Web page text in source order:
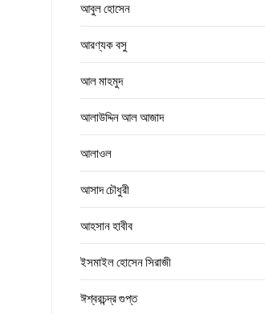
আবুল হোসেন
আরণ্যক বসু
আল মাহমুদ
আলাউদ্দিন আল আজাদ
আলাওল
আসাদ চৌধুরী
আহসান হাবীব
ইসমাইল হোসেন সিরাজী
ঈশ্বরচন্দ্র গুপ্ত